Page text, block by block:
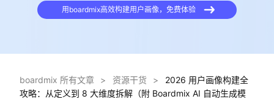
在您的网站或应用集成白板
博思白板离线版
本地笔记存储，隐私白板空间
用boardmix高效构建用户画像，免费体验
boardmix 所有文章 > 资源干货 >
2026 用户画像构建全
攻略：从定义到 8 大维度拆解（附 Boardmix AI 自动生成模